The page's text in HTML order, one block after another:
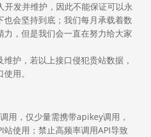
开发并维护，因此不能保证可以永
会坚持到底；我们每月承载着数
，但是我们会一直在努力给大家
护，若以上接口侵犯贵站数据，
用。
用，仅少量需携带apikey调用，
站使用；禁止高频率调用API导致